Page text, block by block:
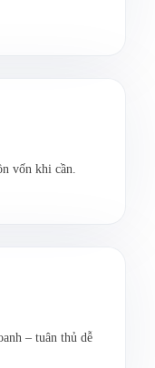
vốn khi cần.
– tuân thủ dễ